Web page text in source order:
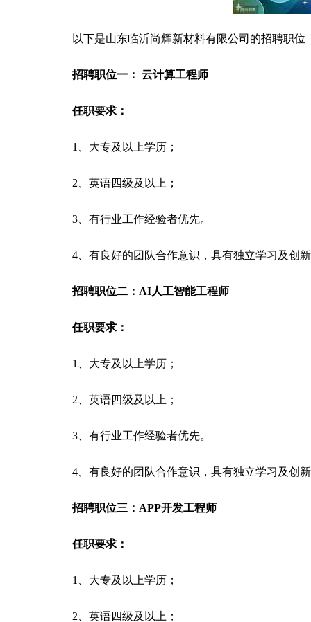
以下是山东临沂尚辉新材料有限公司的招聘职位
招聘职位一： 云计算工程师
任职要求：
1、大专及以上学历；
2、英语四级及以上；
3、有行业工作经验者优先。
4、有良好的团队合作意识，具有独立学习及创
招聘职位二：AI人工智能工程师
任职要求：
1、大专及以上学历；
2、英语四级及以上；
3、有行业工作经验者优先。
4、有良好的团队合作意识，具有独立学习及创
招聘职位三：APP开发工程师
任职要求：
1、大专及以上学历；
2、英语四级及以上；